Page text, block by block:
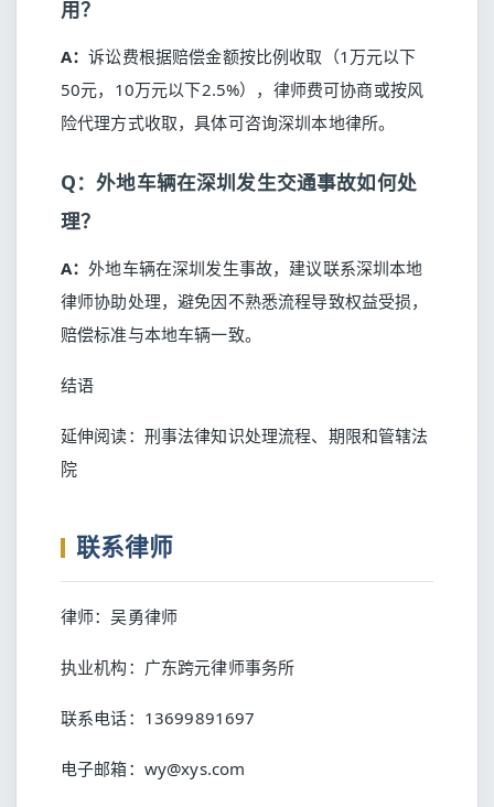
用？
A：诉讼费根据赔偿金额按比例收取（1万元以下
50元，10万元以下2.5%），律师费可协商或按风
险代理方式收取，具体可咨询深圳本地律所。
Q：外地车辆在深圳发生交通事故如何处
理？
A：外地车辆在深圳发生事故，建议联系深圳本地
律师协助处理，避免因不熟悉流程导致权益受损，
赔偿标准与本地车辆一致。
结语
延伸阅读： 刑事法律知识处理流程、期限和管辖法
院
联系律师
律师：吴勇律师
执业机构：广东跨元律师事务所
联系电话：13699891697
电子邮箱：wy@xys.com